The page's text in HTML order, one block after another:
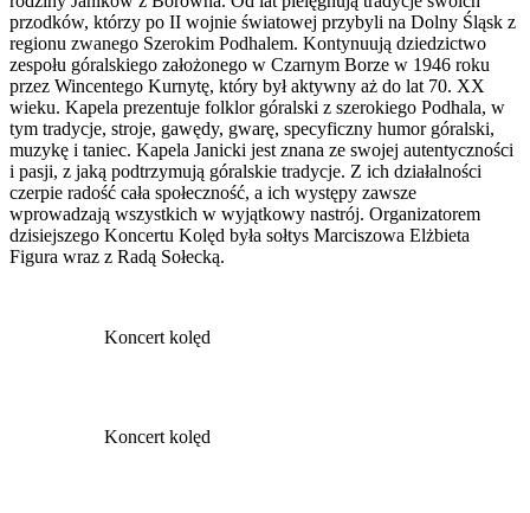
przodków, którzy po II wojnie światowej przybyli na Dolny Śląsk z
regionu zwanego Szerokim Podhalem. Kontynuują dziedzictwo
zespołu góralskiego założonego w Czarnym Borze w 1946 roku
przez Wincentego Kurnytę, który był aktywny aż do lat 70. XX
wieku. Kapela prezentuje folklor góralski z szerokiego Podhala, w
tym tradycje, stroje, gawędy, gwarę, specyficzny humor góralski,
muzykę i taniec. Kapela Janicki jest znana ze swojej autentyczności
i pasji, z jaką podtrzymują góralskie tradycje. Z ich działalności
czerpie radość cała społeczność, a ich występy zawsze
wprowadzają wszystkich w wyjątkowy nastrój. Organizatorem
dzisiejszego Koncertu Kolęd była sołtys Marciszowa Elżbieta
Figura wraz z Radą Sołecką.
Koncert kolęd
Koncert kolęd